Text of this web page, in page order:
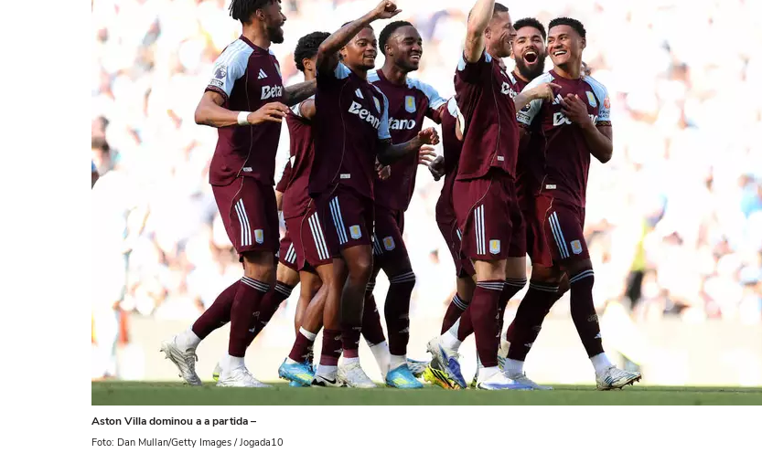
Aston Villa dominou a a partida –
Foto: Dan Mullan/Getty Images / Jogada10